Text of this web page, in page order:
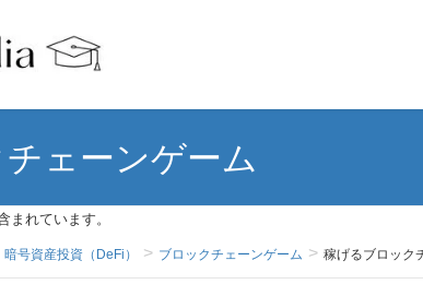
ェーンゲーム
れています。
号資産投資（DeFi） ブロックチェーンゲーム 稼げるブロック